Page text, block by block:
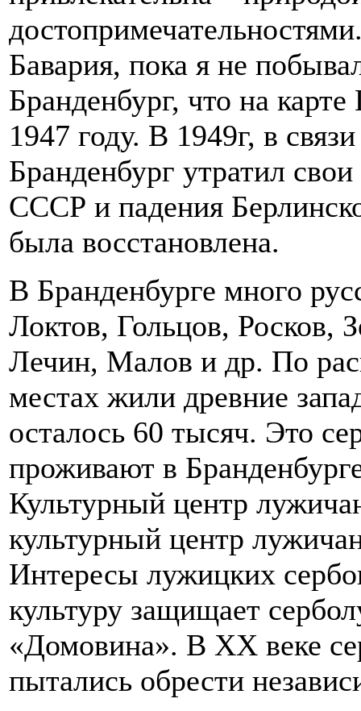
Бавария, пока я не
Бранденбург, что на
1947 году. В 1949г, в
Бранденбург утратил
СССР и падения
была восстановлена.
В Бранденбурге много
Локтов, Гольцов, Росков,
Лечин, Малов и др. По
местах жили древние
осталось 60 тысяч. Это
проживают в
Культурный центр
культурный центр
Интересы лужицких
культуру защищает
«Домовина». В ХХ веке
пытались обрести